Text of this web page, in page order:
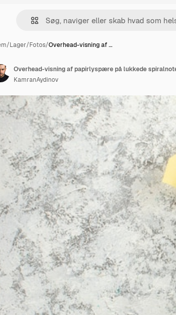
/Lager/Fotos/Overhead-visning af …
KamranAydinov